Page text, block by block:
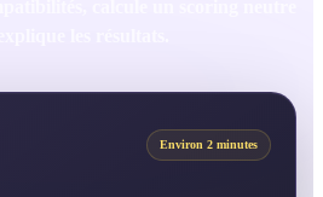
Environ 2 minutes